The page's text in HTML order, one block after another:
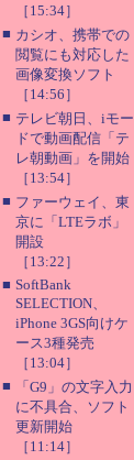
［15:34］
■ カシオ、携帯での
閲覧にも対応した
画像変換ソフト
［14:56］
■ テレビ朝日、iモー
ドで動画配信「テ
レ朝動画」を開始
［13:54］
■ ファーウェイ、東
京に「LTEラボ」
開設
［13:22］
■ SoftBank
SELECTION、
iPhone 3GS向けケ
ース3種発売
［13:04］
■
「G9」の文字入力
に不具合、ソフト
更新開始
［11:14］